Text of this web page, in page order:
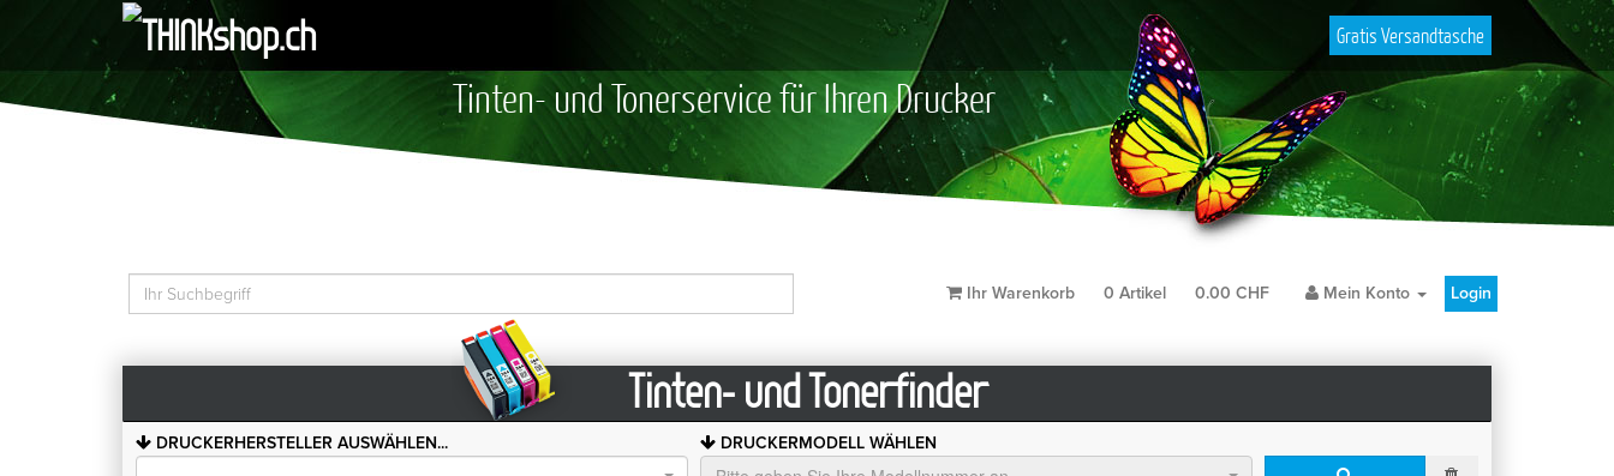
Gratis Versandtasche
Tinten- und Tonerservice für Ihren Drucker
Ihr Warenkorb 0 Artikel 0.00 CHF Mein Konto Login
Tinten- und Tonerfinder
DRUCKERHERSTELLER AUSWÄHLEN... DRUCKERMODELL WÄHLEN